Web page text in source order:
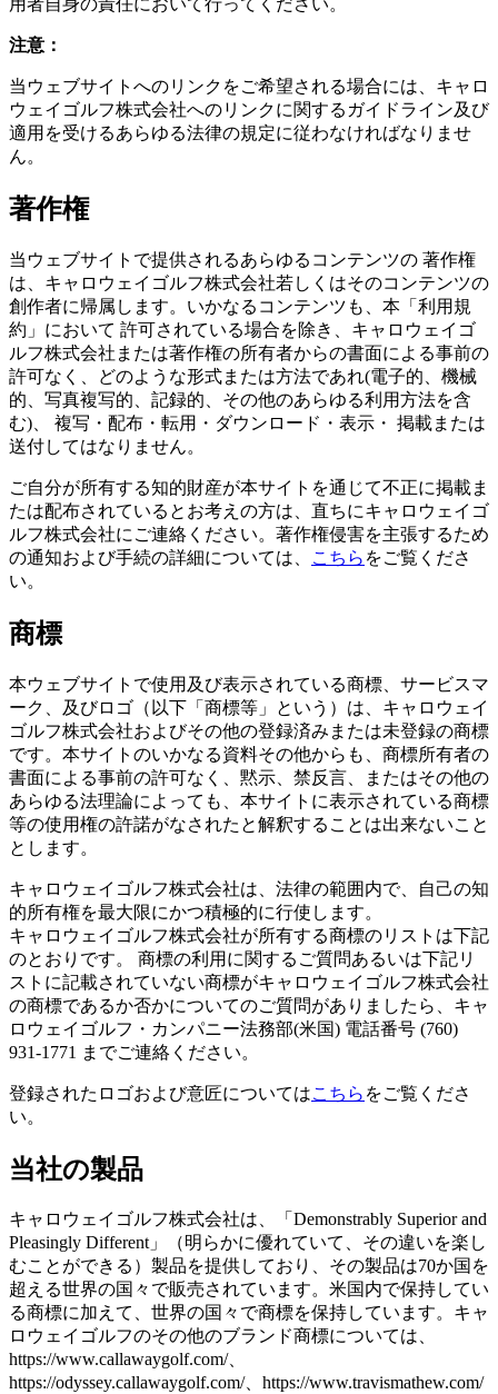
用者自身の責任において行ってください。
注意：
当ウェブサイトへのリンクをご希望される場合には、キャロ
ウェイゴルフ株式会社へのリンクに関するガイドライン及び
適用を受けるあらゆる法律の規定に従わなければなりませ
ん。
著作権
当ウェブサイトで提供されるあらゆるコンテンツの 著作権
は、キャロウェイゴルフ株式会社若しくはそのコンテンツの
創作者に帰属します。いかなるコンテンツも、本「利用規
約」において 許可されている場合を除き、キャロウェイゴ
ルフ株式会社または著作権の所有者からの書面による事前の
許可なく、どのような形式または方法であれ(電子的、機械
的、写真複写的、記録的、その他のあらゆる利用方法を含
む)、 複写・配布・転用・ダウンロード・表示・ 掲載または
送付してはなりません。
ご自分が所有する知的財産が本サイトを通じて不正に掲載ま
たは配布されているとお考えの方は、直ちにキャロウェイゴ
ルフ株式会社にご連絡ください。著作権侵害を主張するため
の通知および手続の詳細については、
こちら をご覧くださ
い。
商標
本ウェブサイトで使用及び表示されている商標、サービスマ
ーク、及びロゴ（以下「商標等」という）は、キャロウェイ
ゴルフ株式会社およびその他の登録済みまたは未登録の商標
です。本サイトのいかなる資料その他からも、商標所有者の
書面による事前の許可なく、黙示、禁反言、またはその他の
あらゆる法理論によっても、本サイトに表示されている商標
等の使用権の許諾がなされたと解釈することは出来ないこと
とします。
キャロウェイゴルフ株式会社は、法律の範囲内で、自己の知
的所有権を最大限にかつ積極的に行使します。
キャロウェイゴルフ株式会社が所有する商標のリストは下記
のとおりです。 商標の利用に関するご質問あるいは下記リ
ストに記載されていない商標がキャロウェイゴルフ株式会社
の商標であるか否かについてのご質問がありましたら、キャ
ロウェイゴルフ・カンパニー法務部(米国) 電話番号 (760)
931-1771 までご連絡ください。
登録されたロゴおよび意匠についてはこちら をご覧くださ
い。
当社の製品
キャロウェイゴルフ株式会社は、「Demonstrably Superior and
Pleasingly Different」（明らかに優れていて、その違いを楽し
むことができる）製品を提供しており、その製品は70か国を
超える世界の国々で販売されています。米国内で保持してい
る商標に加えて、世界の国々で商標を保持しています。キャ
ロウェイゴルフのその他のブランド商標については、
https://www.callawaygolf.com/、
https://odyssey.callawaygolf.com/、https://www.travismathew.com/